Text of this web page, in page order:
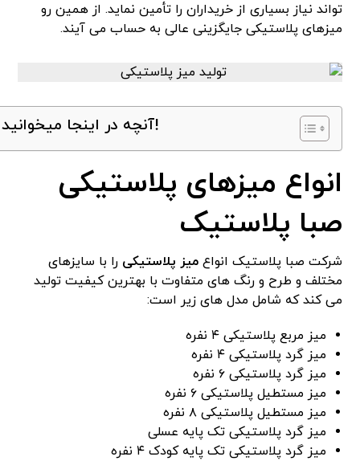
تواند نیاز بسیاری از خریداران را تأمین نماید. از همین رو
میزهای پلاستیکی جایگزینی عالی به حساب می آیند.
آنچه در اینجا میخوانید!
انواع میزهای پلاستیکی
صبا پلاستیک
شرکت صبا پلاستیک انواعمیز پلاستیکی را با سایزهای
مختلف و طرح و رنگ های متفاوت با بهترین کیفیت تولید
می کند که شامل مدل های زیر است:
میز مربع پلاستیکی ۴ نفره
میز گرد پلاستیکی ۴ نفره
میز گرد پلاستیکی ۶ نفره
میز مستطیل پلاستیکی ۶ نفره
میز مستطیل پلاستیکی ۸ نفره
میز گرد پلاستیکی تک پایه عسلی
میز گرد پلاستیکی تک پایه کودک ۴ نفره